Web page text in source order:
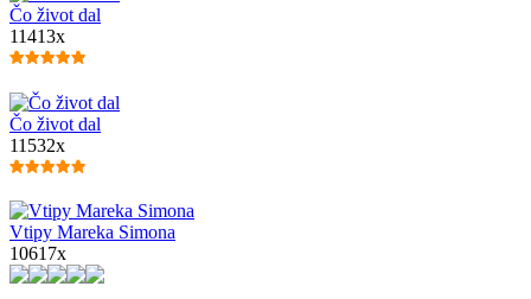
Čo život dal
11413x
Čo život dal
11532x
Vtipy Mareka Simona
10617x